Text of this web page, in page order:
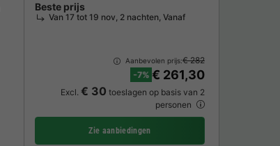
Tuinmeubelen Magnetron Oven
Beste prijs
Van 17 tot 19 nov, 2 nachten, Vanaf
Aanbevolen prijs:€ 282
-7% € 261,30
Excl. € 30 toeslagen op basis van 2
personen
Zie aanbiedingen